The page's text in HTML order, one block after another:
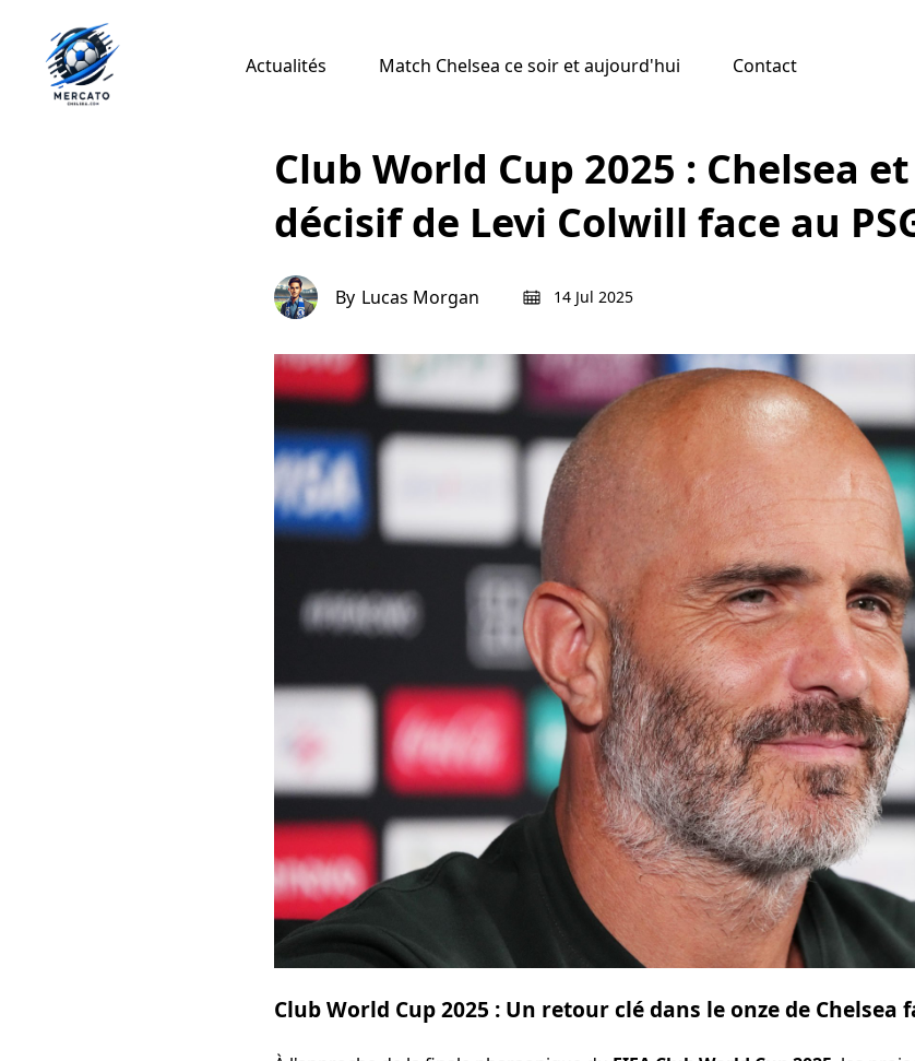
Actualités Match Chelsea ce soir et aujourd'hui Contact
Club World Cup 2025 : Chelsea
décisif de Levi Colwill face au
By Lucas Morgan 14 Jul 2025
Club World Cup 2025 : Un retour clé dans le onze de Chelsea